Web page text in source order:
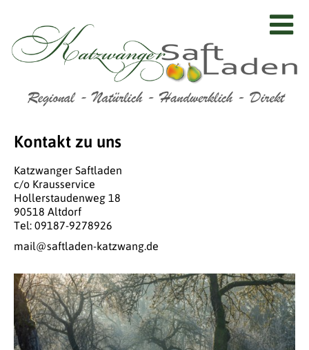
Kontakt zu uns
Katzwanger Saftladen
c/o Krausservice
Hollerstaudenweg 18
90518 Altdorf
Tel: 09187-9278926
mail@saftladen-katzwang.de